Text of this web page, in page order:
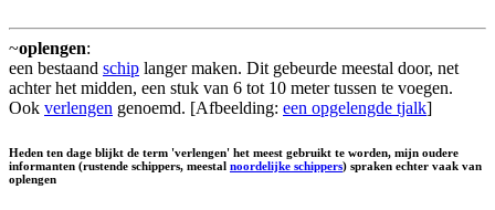
~oplengen:
een bestaand schip langer maken. Dit gebeurde meestal door, net
achter het midden, een stuk van 6 tot 10 meter tussen te voegen.
Ook verlengen genoemd. [Afbeelding: een opgelengde tjalk]
Heden ten dage blijkt de term 'verlengen' het meest gebruikt te worden, mijn oudere
informanten (rustende schippers, meestal noordelijke schippers) spraken echter vaak van
oplengen